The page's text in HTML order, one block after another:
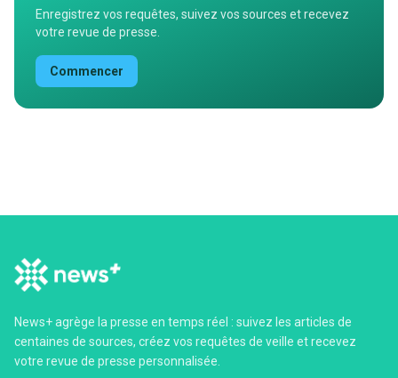
Enregistrez vos requêtes, suivez vos sources et recevez
votre revue de presse.
Commencer
News+ agrège la presse en temps réel : suivez les articles de
centaines de sources, créez vos requêtes de veille et recevez
votre revue de presse personnalisée.